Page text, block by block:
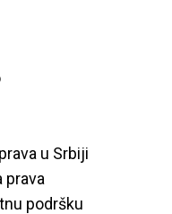
u Srbiji
prava
podršku